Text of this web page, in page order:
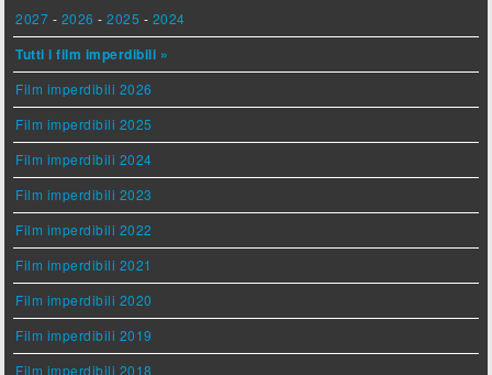
2027 - 2026 -2025 - 2024
Tutti i film imperdibili »
Film imperdibili 2026
Film imperdibili 2025
Film imperdibili 2024
Film imperdibili 2023
Film imperdibili 2022
Film imperdibili 2021
Film imperdibili 2020
Film imperdibili 2019
Film imperdibili 2018